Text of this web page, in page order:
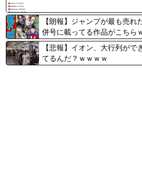
【朗報】ジャンプが最も売れ
併号に載ってる作品がこちら
【悲報】イオン、大行列が
てるんだ？ｗｗｗｗ